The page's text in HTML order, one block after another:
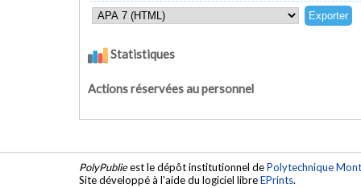
Statistiques
Actions réservées au personnel
PolyPublieest le dépôt institutionnel dePolytechnique
Site développé à l'aide du logiciel libreEPrints.